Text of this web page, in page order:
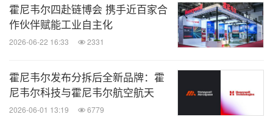
霍尼韦尔四赴链博会 携手近百家合
作伙伴赋能工业自主化
2026-06-22 16:33 2331
霍尼韦尔发布分拆后全新品牌：霍
尼韦尔科技与霍尼韦尔航空航天
2026-06-01 13:19 6779